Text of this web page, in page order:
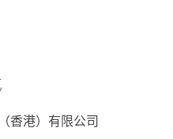
香港）有限公司